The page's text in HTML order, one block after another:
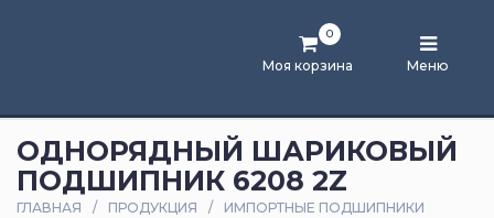
Моя корзина
0
Меню
и
статьи
Оплата
ОДНОРЯДНЫЙ ШАРИКОВЫЙ
ПОДШИПНИК 6208 2Z
ГЛАВНАЯ ПРОДУКЦИЯ
ИМПОРТНЫЕ ПОДШИПНИКИ